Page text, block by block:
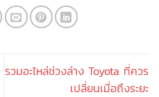
รวมอะไหล่ช่วงล่าง Toyota ที่ควร
เปลี่ยนเมื่อถึงระยะ